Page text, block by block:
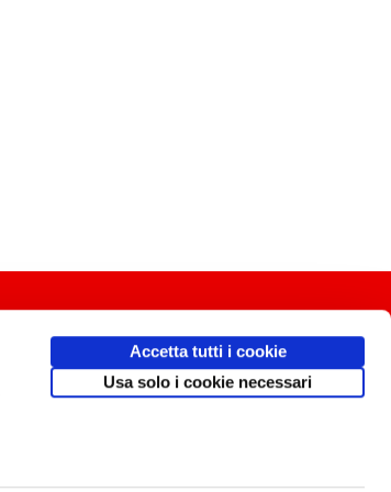
Accetta tutti i cookie
Usa solo i cookie necessari